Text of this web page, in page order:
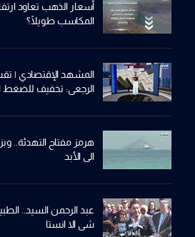
أسعار الذهب تعاود
المكاسب طويلًا؟
المشهد الإقتصادي |
الرجعي: تخفيف للضغط
هرمز مفتاح التهدئة..
الى الأبد
عبد الرحمن السيد..
شي الا انستا